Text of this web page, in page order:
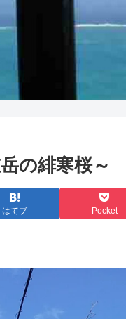
の緋寒桜～
はてブ Pocket